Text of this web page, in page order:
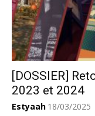
[DOSSIER]
2023 et 2024
Estyaah 18/03/2025